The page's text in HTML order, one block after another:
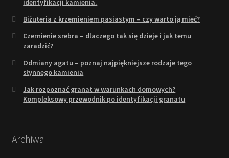
identyfikacji kamienia.
Biżuteria z krzemieniem pasiastym – czy warto ją mieć?
Czernienie srebra – dlaczego tak się dzieje i jak temu
zaradzić?
Odmiany agatu – poznaj najpiękniejsze rodzaje tego
słynnego kamienia
Jak rozpoznać granat w warunkach domowych?
Kompleksowy przewodnik po identyfikacji granatu
Archiwa